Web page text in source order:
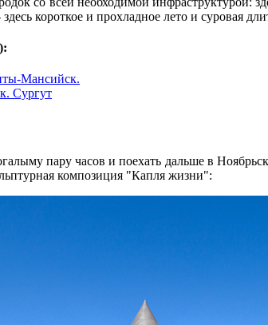
короткое и прохладное лето и суровая
Мансийск.
Сургут
пару часов и поехать дальше в
композиция "Капля жизни":